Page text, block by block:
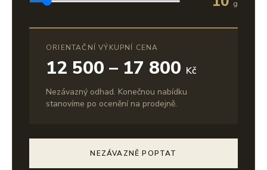
g
ORIENTAČNÍ VÝKUPNÍ CENA
12 500 – 17 800 Kč
Nezávazný odhad. Konečnou nabídku
stanovíme po ocenění na prodejně.
NEZÁVAZNĚ POPTAT